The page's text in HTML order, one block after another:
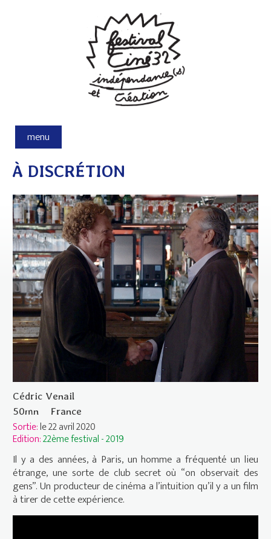
menu
À DISCRÉTION
Cédric Venail
50mn
France
Sortie:le 22 avril 2020
Edition:22ème festival - 2019
Il y a des années, à Paris, un homme a fréquenté un lieu
étrange, une sorte de club secret où “on observait des
gens”. Un producteur de cinéma a l’intuition qu’il y a un film
à tirer de cette expérience.